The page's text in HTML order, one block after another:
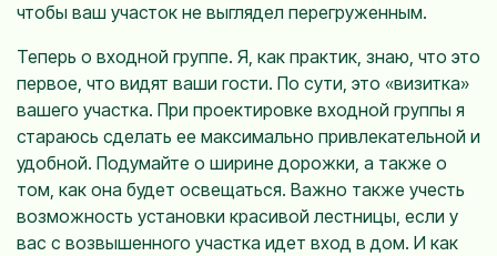
чтобы ваш участок не выглядел перегруженным.
Теперь о входной группе. Я, как практик, знаю, что это
первое, что видят ваши гости. По сути, это «визитка»
вашего участка. При проектировке входной группы я
стараюсь сделать ее максимально привлекательной и
удобной. Подумайте о ширине дорожки, а также о
том, как она будет освещаться. Важно также учесть
возможность установки красивой лестницы, если у
вас с возвышенного участка идет вход в дом. И как